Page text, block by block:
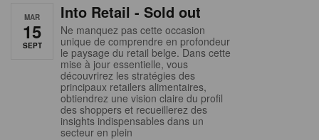
MAR
15
SEPT
Into Retail - Sold out
Ne manquez pas cette occasion
unique de comprendre en profondeur
le paysage du retail belge. Dans cette
mise à jour essentielle, vous
découvrirez les stratégies des
principaux retailers alimentaires,
obtiendrez une vision claire du profil
des shoppers et recueillerez des
insights indispensables dans un
secteur en plein